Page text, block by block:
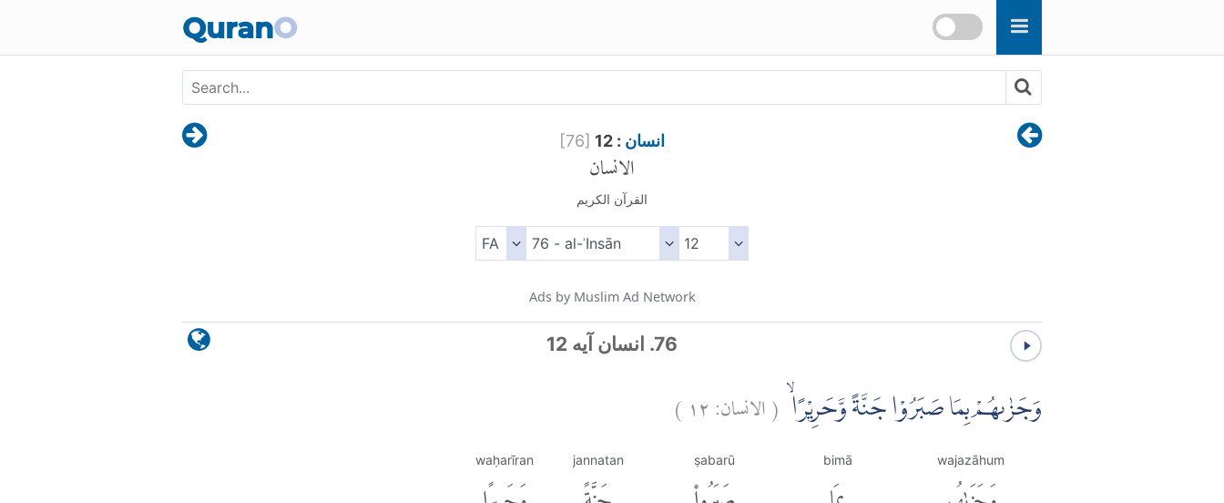
QuranO
[76] انسان : 12
الانسان
القرآن الكريم
Ads by Muslim Ad Network
76. انسان آیه 12
وَجَزٰىهُمْ بِمَا صَبَرُوْا جَنَّةً وَّحَرِيْرًاۙ (الانسان:١٢ )
wajazāhum
bimā
ṣabarū
jannatan
waḥarīran